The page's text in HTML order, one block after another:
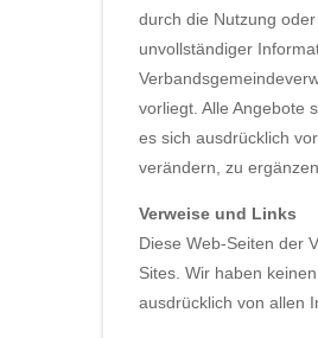
durch die Nutzung
unvollständiger
vorliegt. Alle Angebote
es sich ausdrücklich
verändern, zu
Verweise und Links
Diese Web-Seiten der
Sites. Wir haben
ausdrücklich von allen